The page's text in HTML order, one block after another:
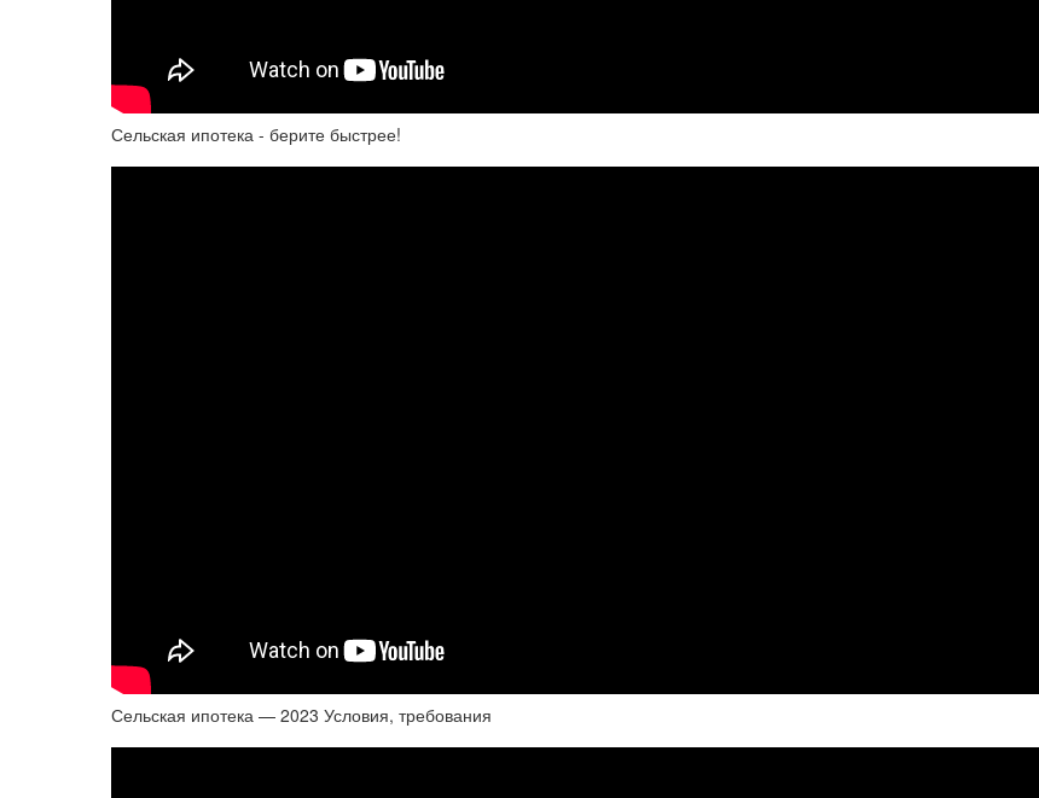
Сельская ипотека - берите быстрее!
Сельская ипотека — 2023 Условия, требования